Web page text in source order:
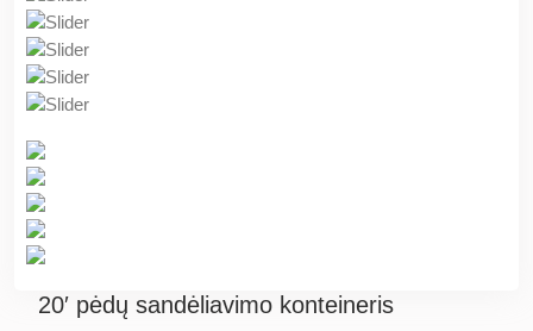
20′ pėdų sandėliavimo konteineris